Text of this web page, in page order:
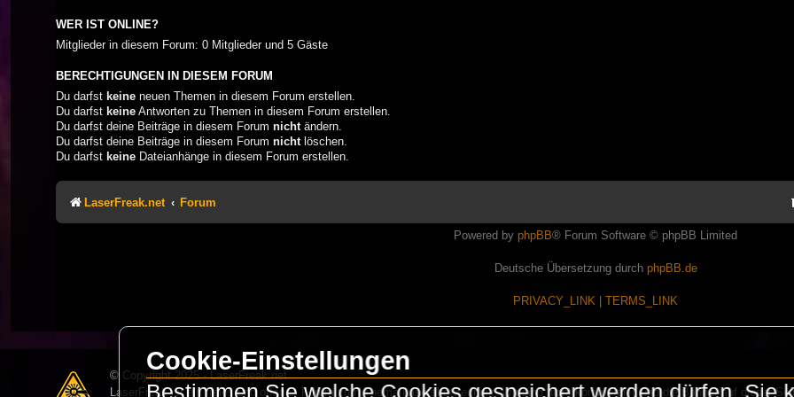
WER IST ONLINE?
Mitglieder in diesem Forum: 0 Mitglieder und 5 Gäste
BERECHTIGUNGEN IN DIESEM FORUM
Du darfst keine neuen Themen in diesem Forum erstellen.
Du darfst keine Antworten zu Themen in diesem Forum erstellen.
Du darfst deine Beiträge in diesem Forum nicht ändern.
Du darfst deine Beiträge in diesem Forum nicht löschen.
Du darfst keine Dateianhänge in diesem Forum erstellen.
LaserFreak.net Forum
Powered by phpBB® Forum Software © phpBB Limited
Deutsche Übersetzung durch phpBB.de
PRIVACY_LINK TERMS_LINK
© Copyright 2025 - LaserFreak.net
LaserFreak ist ein freies und offenes Forum zum Thema Lasershowtechnik. Wir sind nicht kommerziell und die Banner auf dieser
Cookie-Einstellungen
Bestimmen Sie welche Cookies gespeichert werden dürfen. Sie